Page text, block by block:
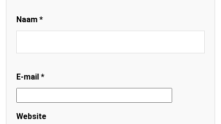
Naam *
E-mail *
Website